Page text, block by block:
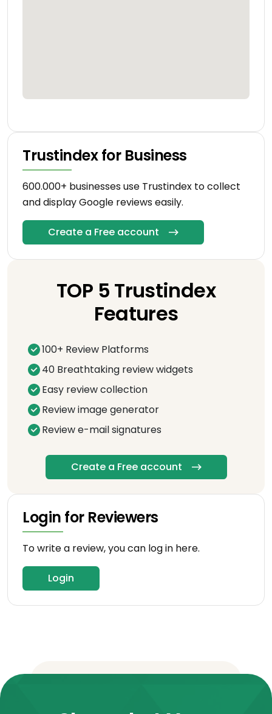
Trustindex for Business
600.000+ businesses use Trustindex to collect
and display Google reviews easily.
Create a Free account
TOP 5 Trustindex
Features
100+ Review Platforms
40 Breathtaking review widgets
Easy review collection
Review image generator
Review e-mail signatures
Create a Free account
Login for Reviewers
To write a review, you can log in here.
Login